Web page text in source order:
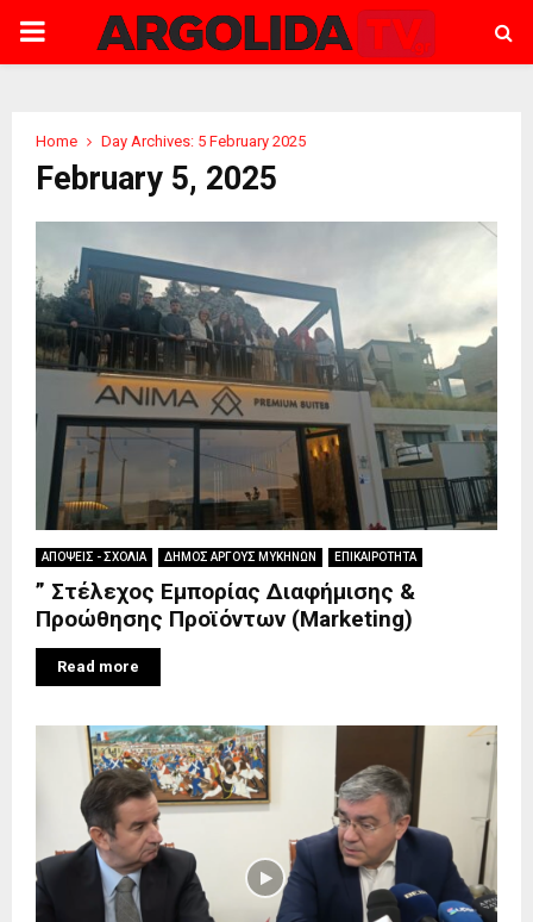
PRIMARY
Home Day Archives: 5 February 2025
February 5, 2025
ΑΠΟΨΕΙΣ - ΣΧΟΛΙΑ ΔΗΜΟΣ ΑΡΓΟΥΣ ΜΥΚΗΝΩΝ ΕΠΙΚΑΙΡΟΤΗΤΑ
” Στέλεχος Εμπορίας Διαφήμισης &
Προώθησης Προϊόντων (Μarketing)
Read more